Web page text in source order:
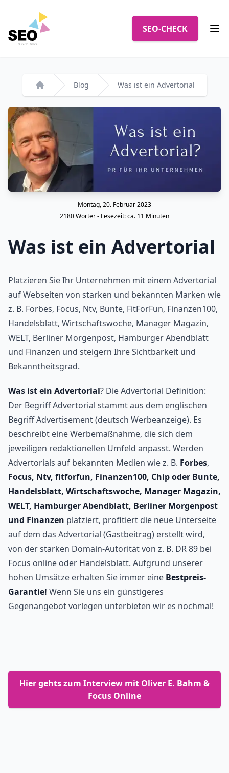
SEO-CHECK
Startseite
Blog Was ist ein Advertorial
Montag, 20. Februar 2023
2180Wörter - Lesezeit: ca. 11 Minuten
Was ist ein Advertorial
Platzieren Sie Ihr Unternehmen mit einem Advertorial
auf Webseiten von starken und bekannten Marken wie
z. B. Forbes, Focus, Ntv, Bunte, FitForFun, Finanzen100,
Handelsblatt, Wirtschaftswoche, Manager Magazin,
WELT, Berliner Morgenpost, Hamburger Abendblatt
und Finanzen und steigern Ihre Sichtbarkeit und
Bekanntheitsgrad.
Was ist ein Advertorial? Die Advertorial Definition:
Der Begriff Advertorial stammt aus dem englischen
Begriff Advertisement (deutsch Werbeanzeige). Es
beschreibt eine Werbemaßnahme, die sich dem
jeweiligen redaktionellen Umfeld anpasst. Werden
Advertorials auf bekannten Medien wie z. B. Forbes,
Focus, Ntv, fitforfun, Finanzen100, Chip oder Bunte,
Handelsblatt, Wirtschaftswoche, Manager Magazin,
WELT, Hamburger Abendblatt, Berliner Morgenpost
und Finanzen platziert, profitiert die neue Unterseite
auf dem das Advertorial (Gastbeitrag) erstellt wird,
von der starken Domain-Autorität von z. B. DR 89 bei
Focus online oder Handelsblatt. Aufgrund unserer
hohen Umsätze erhalten Sie immer eine Bestpreis-
Garantie! Wenn Sie uns ein günstigeres
Gegenangebot vorlegen unterbieten wir es nochmal!
Hier gehts zum Interview mit Oliver E. Bahm &
Focus Online